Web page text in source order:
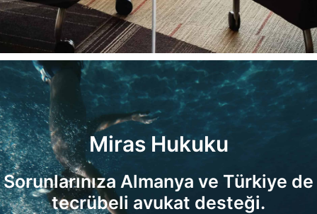
Miras Hukuku
Sorunlarınıza Almanya ve Türkiye de
tecrübeli avukat desteği.